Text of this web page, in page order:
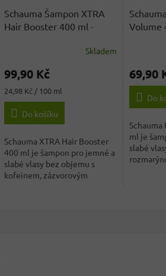
Schauma Šampon XTRA
Hair Booster 400 ml -
Skladem
99,90 Kč
Měrná
cena:
24,98 Kč / 100 ml
Do košíku
Schauma XTRA Hair Booster
400 ml je šampon pro jemné a
slabé vlasy bez objemu s
kofeinem, zázvorovým
Volume
69,90
Do
Schauma
ml je
slabé